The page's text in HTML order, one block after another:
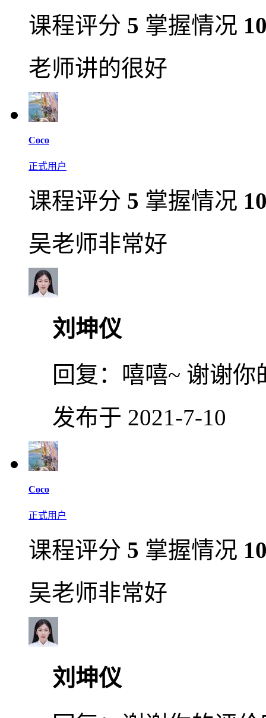
课程评分 5 掌握情况
老师讲的很好
Coco
正式用户
课程评分 5 掌握情况
吴老师非常好
刘坤仪
回复： 嘻嘻~ 谢谢
发布于 2021-7-10
Coco
正式用户
课程评分 5 掌握情况
吴老师非常好
刘坤仪